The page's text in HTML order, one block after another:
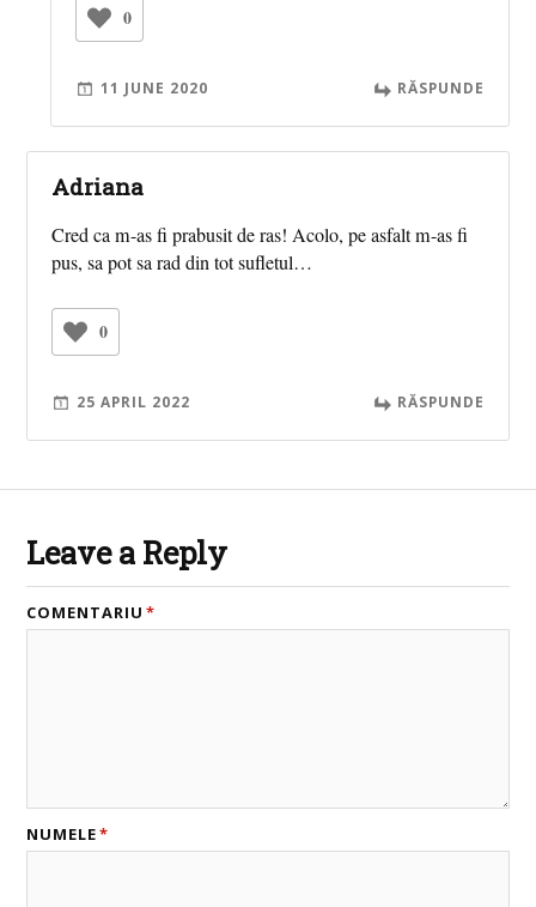
0
11 JUNE 2020 RĂSPUNDE
Adriana
Cred ca m-as fi prabusit de ras! Acolo, pe asfalt m-as fi
pus, sa pot sa rad din tot sufletul…
0
25 APRIL 2022 RĂSPUNDE
Leave a Reply
COMENTARIU *
NUMELE*